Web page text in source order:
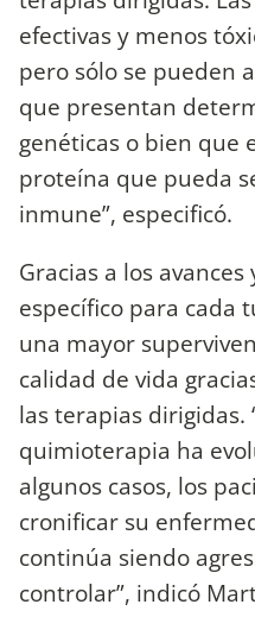
efectivas y menos
pero sólo se pueden
que presentan
genéticas o bien que
proteína que pueda
inmune”, especificó.
Gracias a los
específico para cada
una mayor
calidad de vida
las terapias dirigidas.
quimioterapia ha
algunos casos, los
cronificar su
continúa siendo
controlar”, indicó